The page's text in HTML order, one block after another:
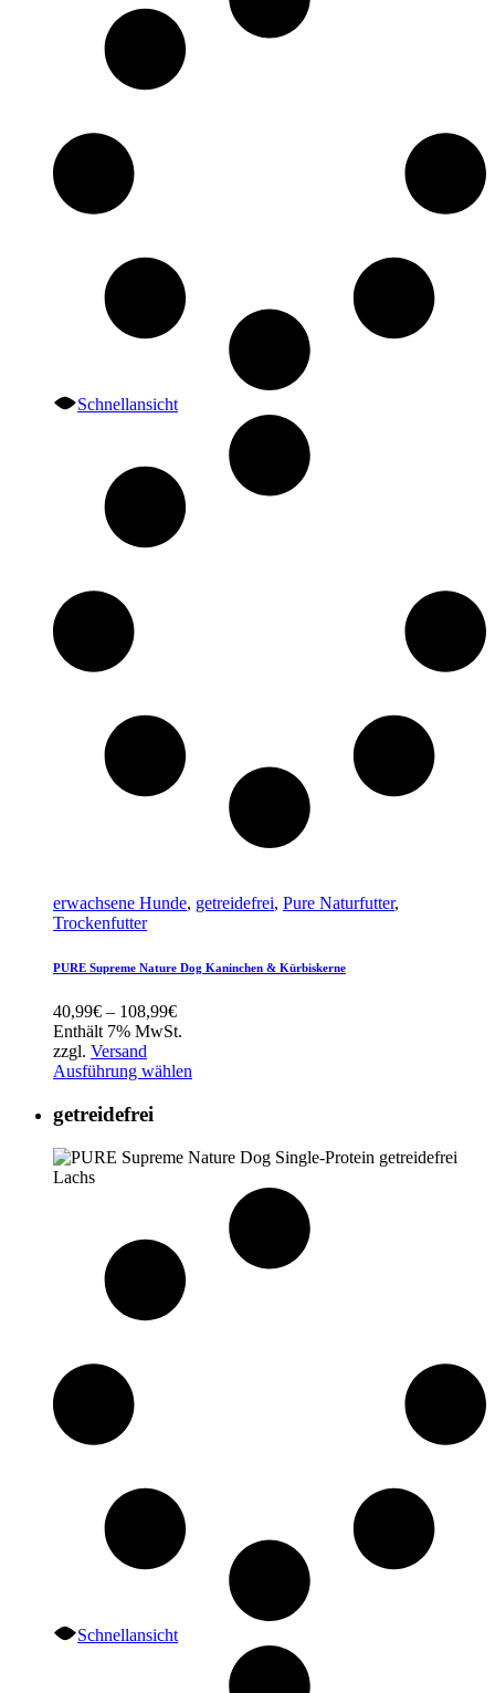
Schnellansicht
erwachsene Hunde, getreidefrei, Pure Naturfutter,
Trockenfutter
PURE Supreme Nature Dog Kaninchen & Kürbiskerne
40,99€ – 108,99€Preisspanne:
40,99€
108,99€
Enthält 7% MwSt.
zzgl. Versand
Ausführung wählen
getreidefrei
Schnellansicht